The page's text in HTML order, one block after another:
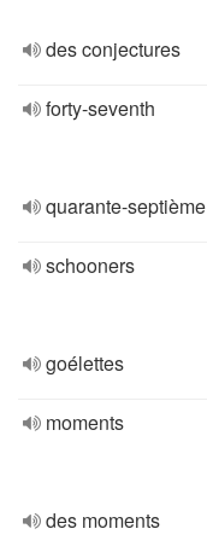
des conjectures
forty-seventh
quarante-septième
schooners
goélettes
moments
des moments